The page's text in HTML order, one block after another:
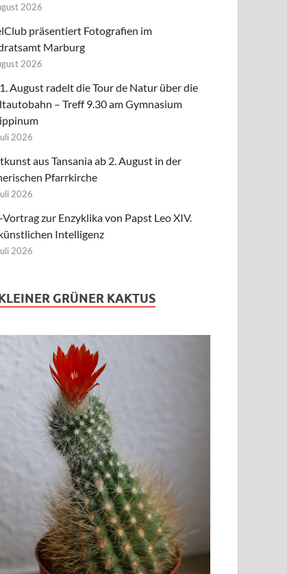
2026
präsentiert Fotografien im
Marburg
2026
August radelt die Tour de Natur über die
– Treff 9.30 am Gymnasium
2026
aus Tansania ab 2. August in der
Pfarrkirche
2026
zur Enzyklika von Papst Leo XIV.
Intelligenz
2026
GRÜNER KAKTUS